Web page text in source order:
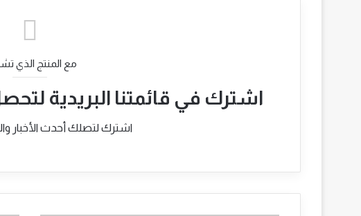
مع المنتج الذي
اشترك في قائمتنا البريدية
اشترك لتصلك أحدث الأخبار